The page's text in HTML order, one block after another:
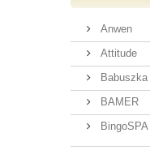
Anwen
Attitude
BAMER
BingoSPA